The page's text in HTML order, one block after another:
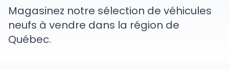
Magasinez notre sélection de véhicules
neufs à vendre dans la région de
Québec.